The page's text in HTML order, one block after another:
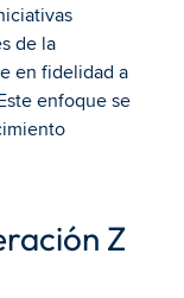
de la
en fidelidad a
enfoque se
Z